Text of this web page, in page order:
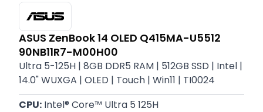
ASUS ZenBook 14 OLED Q415MA-U5512
90NB11R7-M00H00
Ultra 5-125H | 8GB DDR5 RAM | 512GB SSD | Intel |
14.0" WUXGA | OLED | Touch | Win11 | TI0024
CPU: Intel® Core™ Ultra 5 125H